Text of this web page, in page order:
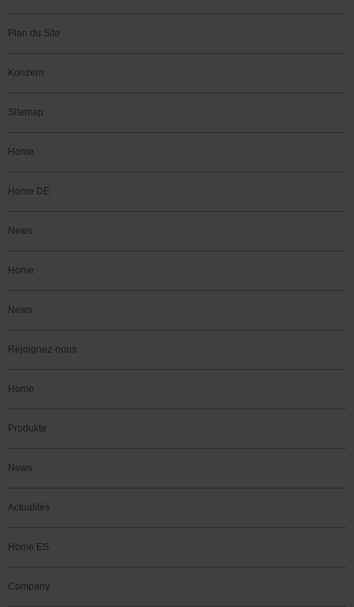
Plan du Site
Konzern
Sitemap
Home
Home DE
News
Home
News
Rejoignez-nous
Home
Produkte
News
Actualités
Home ES
Company